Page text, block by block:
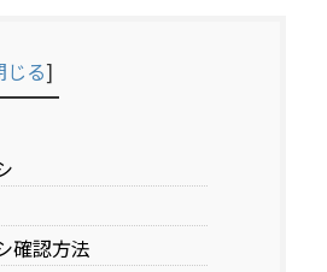
じる]
確認方法